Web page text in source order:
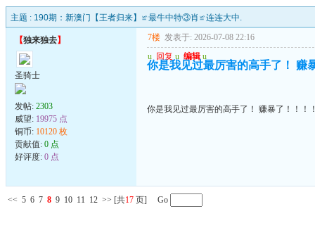
主题 : 190期：新澳门【王者归来】≌最牛中特③肖≌连连大中.
【独来独去】
圣骑士
发帖: 2303
威望: 19975 点
铜币: 10120 枚
贡献值: 0 点
好评度: 0 点
7楼 发表于: 2026-07-08 22:16
u 回复 u 编辑 u
你是我见过最厉害的高手了！ 赚
你是我见过最厉害的高手了！ 赚暴了！！！
<< 5 6 7 8 9 10 11 12 >> [共17 页] Go